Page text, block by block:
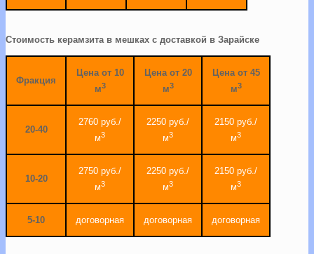
Стоимость керамзита в мешках с доставкой в Зарайске
Фракция
Цена от 10
м3
Цена от 20
м3
Цена от 45
м3
20-40
2760 руб./
м3
2250 руб./
м3
2150 руб./
м3
10-20
2750 руб./
м3
2250 руб./
м3
2150 руб./
м3
5-10 договорная договорная договорная